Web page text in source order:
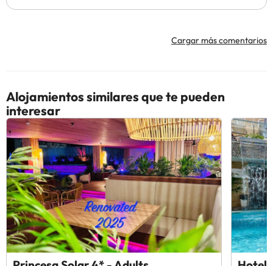
Cargar más comentarios
Alojamientos similares que te pueden
interesar